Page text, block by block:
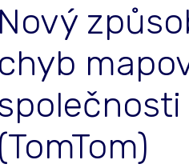
Nový
chyb
(TomTom)